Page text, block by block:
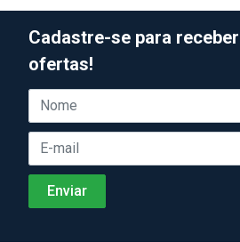
Cadastre-se para
ofertas!